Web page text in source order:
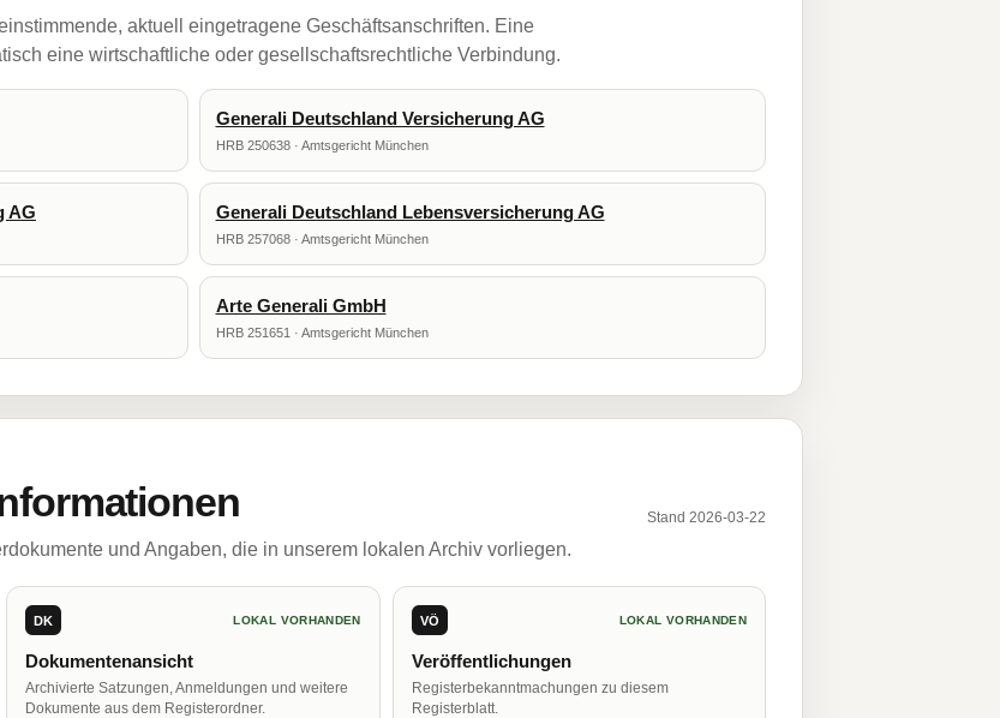
aktuell eingetragene Geschäftsanschriften. Eine
eine wirtschaftliche oder gesellschaftsrechtliche Verbindung.
Generali Deutschland Versicherung AG
HRB 250638 · Amtsgericht München
AG Generali Deutschland Lebensversicherung AG
HRB 257068 · Amtsgericht München
Arte Generali GmbH
HRB 251651 · Amtsgericht München
Stand 2026-03-22
und Angaben, die in unserem lokalen Archiv vorliegen.
DK LOKAL VORHANDEN
Dokumentenansicht
Archivierte Satzungen, Anmeldungen und weitere
Dokumente aus dem Registerordner.
VÖ LOKAL VORHANDEN
Veröffentlichungen
Registerbekanntmachungen zu diesem
Registerblatt.